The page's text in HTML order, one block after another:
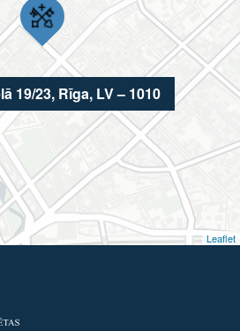
19/23, Rīga, LV – 1010
Leaflet